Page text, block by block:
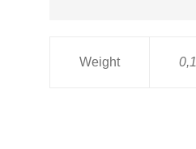
Weight